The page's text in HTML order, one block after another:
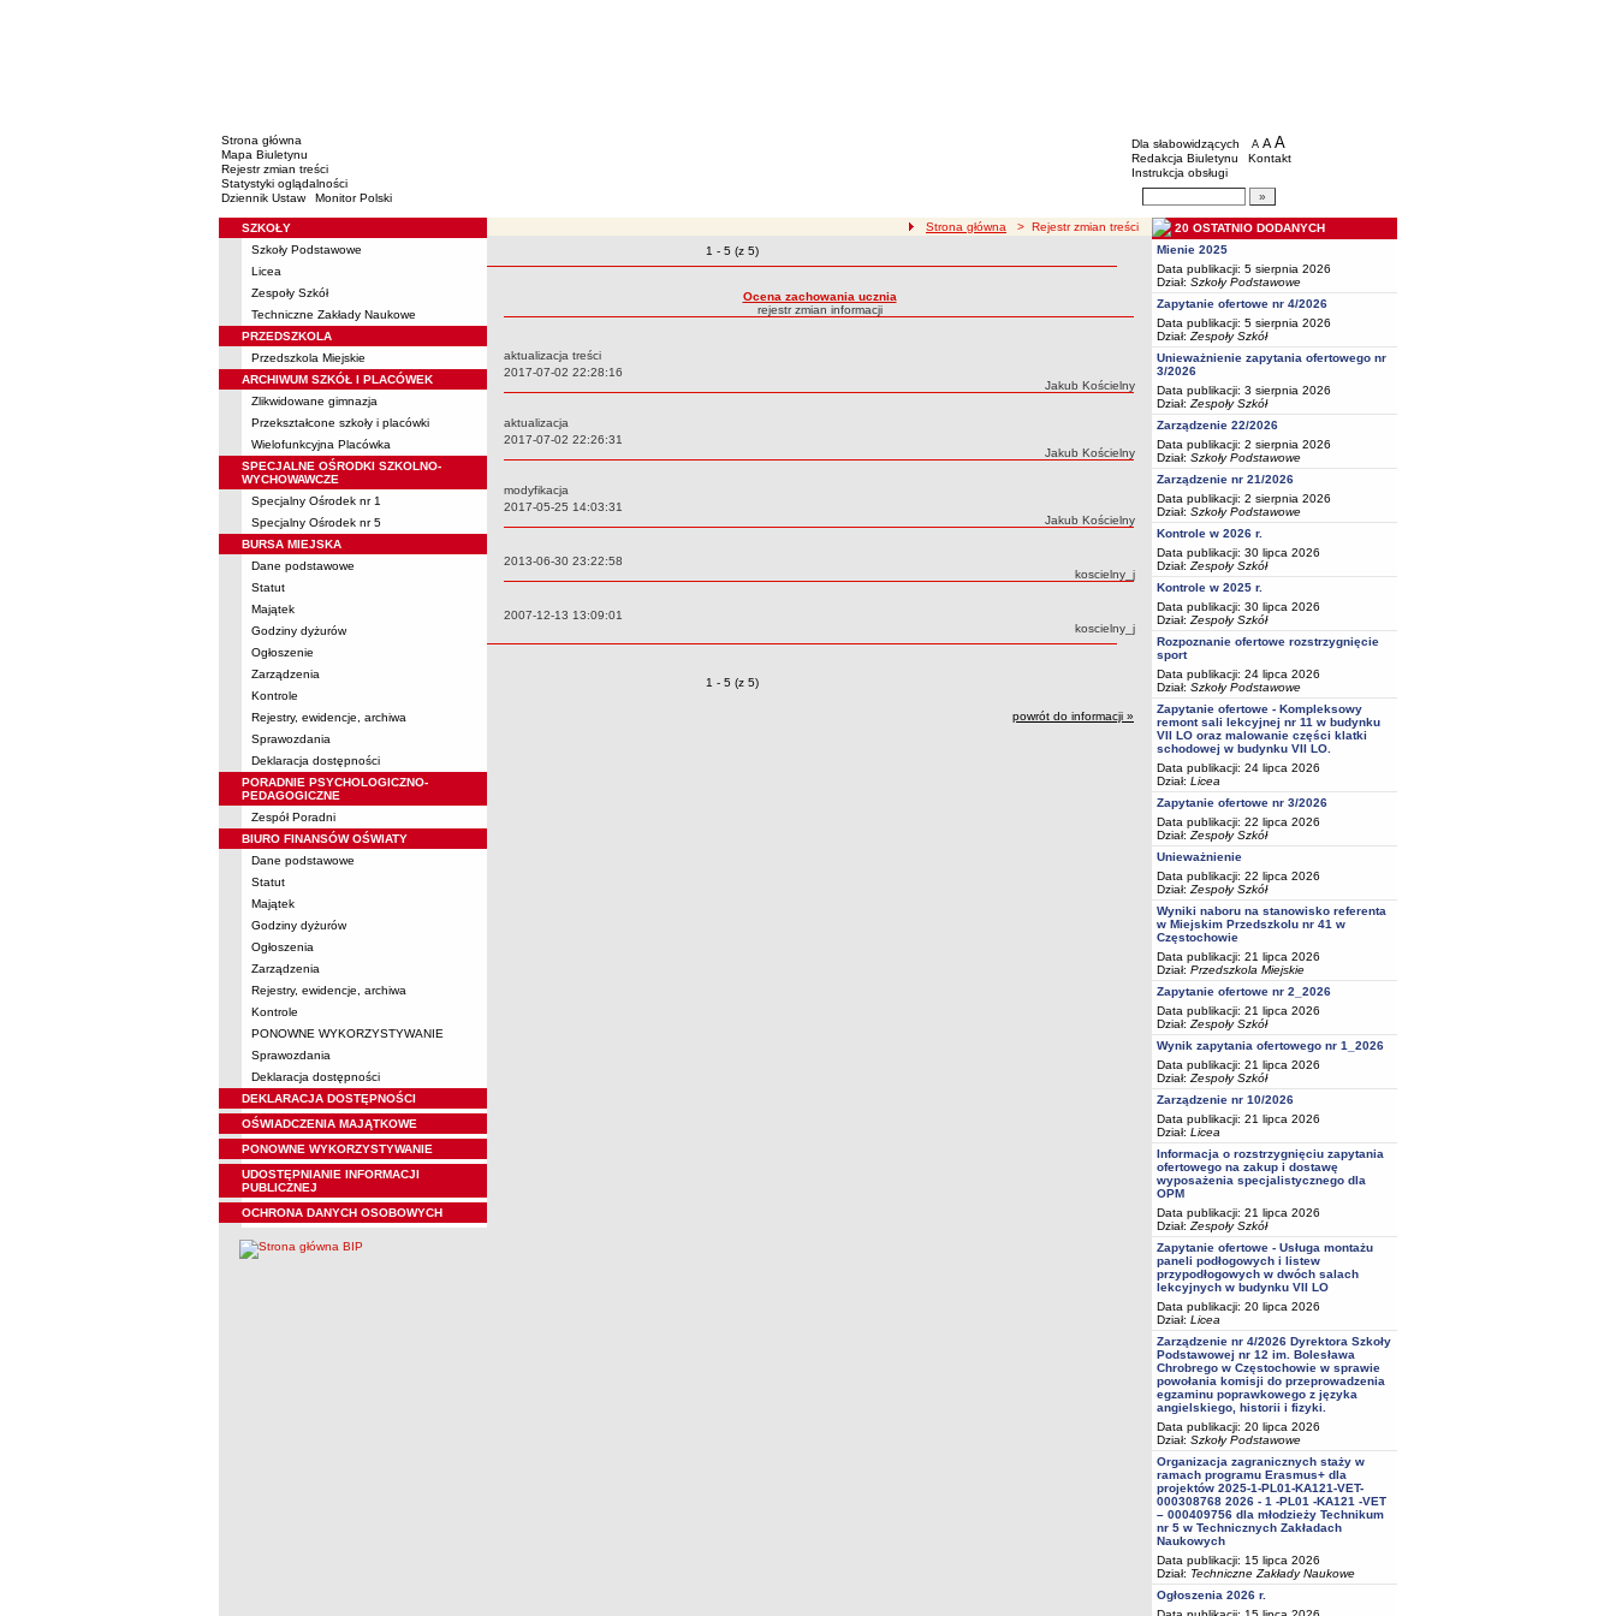
Strona główna
Mapa Biuletynu
Rejestr zmian treści
Statystyki oglądalności
Dziennik Ustaw
Monitor Polski
BIP - Oświata Częstochowa
Menu dodatkowe
Dla słabowidzących A pomniejsz czcionkę
A standardowy rozmiar czcionki
A
Redakcja Biuletynu
Kontakt
Instrukcja obsługi
Wyszukiwarka artykułów
Menu
SZKOŁY
Szkoły Podstawowe
Licea
Zespoły Szkół
Techniczne Zakłady Naukowe
PRZEDSZKOLA
Przedszkola Miejskie
ARCHIWUM SZKÓŁ I PLACÓWEK
Zlikwidowane gimnazja
Przekształcone szkoły i placówki
Wielofunkcyjna Placówka
SPECJALNE OŚRODKI SZKOLNO-
WYCHOWAWCZE
Specjalny Ośrodek nr 1
Specjalny Ośrodek nr 5
BURSA MIEJSKA
Dane podstawowe
Statut
Majątek
Godziny dyżurów
Ogłoszenie
Zarządzenia
Kontrole
Rejestry, ewidencje, archiwa
Sprawozdania
Deklaracja dostępności
PORADNIE PSYCHOLOGICZNO-
PEDAGOGICZNE
Zespół Poradni
BIURO FINANSÓW OŚWIATY
Dane podstawowe
Statut
Majątek
Godziny dyżurów
Ogłoszenia
Zarządzenia
Rejestry, ewidencje, archiwa
Kontrole
PONOWNE WYKORZYSTYWANIE
Sprawozdania
Deklaracja dostępności
DEKLARACJA DOSTĘPNOŚCI
OŚWIADCZENIA MAJĄTKOWE
PONOWNE WYKORZYSTYWANIE
UDOSTĘPNIANIE INFORMACJI
PUBLICZNEJ
OCHRONA DANYCH OSOBOWYCH
ścieżka nawigacji
Strona główna > Rejestr zmian treści
Zmiany o pozycjach
1 - 5 (z 5)
Ocena zachowania ucznia
rejestr zmian informacji
aktualizacja treści
Data:
2017-07-02 22:28:16
Autor:
Jakub Kościelny
aktualizacja
Data:
2017-07-02 22:26:31
Autor:
Jakub Kościelny
modyfikacja
Data:
2017-05-25 14:03:31
Autor:
Jakub Kościelny
Data:
2013-06-30 23:22:58
Autor:
koscielny_j
Data:
2007-12-13 13:09:01
Autor:
koscielny_j
Zmiany o pozycjach
1 - 5 (z 5)
powrót do informacji »
20 OSTATNIO DODANYCH
Mienie 2025
Data publikacji: 5 sierpnia 2026
Dział: Szkoły Podstawowe
Zapytanie ofertowe nr 4/2026
Data publikacji: 5 sierpnia 2026
Dział: Zespoły Szkół
Unieważnienie zapytania ofertowego nr
3/2026
Data publikacji: 3 sierpnia 2026
Dział: Zespoły Szkół
Zarządzenie 22/2026
Data publikacji: 2 sierpnia 2026
Dział: Szkoły Podstawowe
Zarządzenie nr 21/2026
Data publikacji: 2 sierpnia 2026
Dział: Szkoły Podstawowe
Kontrole w 2026 r.
Data publikacji: 30 lipca 2026
Dział: Zespoły Szkół
Kontrole w 2025 r.
Data publikacji: 30 lipca 2026
Dział: Zespoły Szkół
Rozpoznanie ofertowe rozstrzygnięcie
sport
Data publikacji: 24 lipca 2026
Dział: Szkoły Podstawowe
Zapytanie ofertowe - Kompleksowy
remont sali lekcyjnej nr 11 w budynku
VII LO oraz malowanie części klatki
schodowej w budynku VII LO.
Data publikacji: 24 lipca 2026
Dział: Licea
Zapytanie ofertowe nr 3/2026
Data publikacji: 22 lipca 2026
Dział: Zespoły Szkół
Unieważnienie
Data publikacji: 22 lipca 2026
Dział: Zespoły Szkół
Wyniki naboru na stanowisko referenta
w Miejskim Przedszkolu nr 41 w
Częstochowie
Data publikacji: 21 lipca 2026
Dział: Przedszkola Miejskie
Zapytanie ofertowe nr 2_2026
Data publikacji: 21 lipca 2026
Dział: Zespoły Szkół
Wynik zapytania ofertowego nr 1_2026
Data publikacji: 21 lipca 2026
Dział: Zespoły Szkół
Zarządzenie nr 10/2026
Data publikacji: 21 lipca 2026
Dział: Licea
Informacja o rozstrzygnięciu zapytania
ofertowego na zakup i dostawę
wyposażenia specjalistycznego dla
OPM
Data publikacji: 21 lipca 2026
Dział: Zespoły Szkół
Zapytanie ofertowe - Usługa montażu
paneli podłogowych i listew
przypodłogowych w dwóch salach
lekcyjnych w budynku VII LO
Data publikacji: 20 lipca 2026
Dział: Licea
Zarządzenie nr 4/2026 Dyrektora Szkoły
Podstawowej nr 12 im. Bolesława
Chrobrego w Częstochowie w sprawie
powołania komisji do przeprowadzenia
egzaminu poprawkowego z języka
angielskiego, historii i fizyki.
Data publikacji: 20 lipca 2026
Dział: Szkoły Podstawowe
Organizacja zagranicznych staży w
ramach programu Erasmus+ dla
projektów 2025-1-PL01-KA121-VET-
000308768 2026 - 1 -PL01 -KA121 -VET
– 000409756 dla młodzieży Technikum
nr 5 w Technicznych Zakładach
Naukowych
Data publikacji: 15 lipca 2026
Dział: Techniczne Zakłady Naukowe
Ogłoszenia 2026 r.